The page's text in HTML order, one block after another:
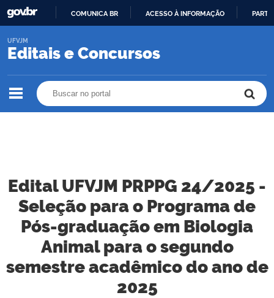
O
COMUNICA BR ACESSO À INFORMAÇÃO
Editais e Concursos
UFVJM
Edital UFVJM PRPPG 24/2025 -
Seleção para o Programa de
Pós-graduação em Biologia
Animal para o segundo
semestre acadêmico do ano de
2025